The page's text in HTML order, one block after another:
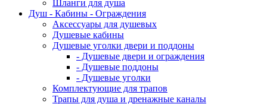
Шланги для душа
Душ - Кабины - Ограждения
Аксессуары для душевых
Душевые кабины
Душевые уголки двери и поддоны
- Душевые двери и ограждения
- Душевые поддоны
- Душевые уголки
Комплектующие для трапов
Трапы для душа и дренажные каналы